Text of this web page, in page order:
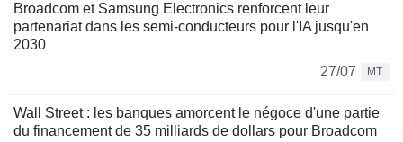
Broadcom et Samsung Electronics renforcent leur
partenariat dans les semi-conducteurs pour l'IA jusqu'en
2030
27/07
MT
Wall Street : les banques amorcent le négoce d'une partie
du financement de 35 milliards de dollars pour Broadcom